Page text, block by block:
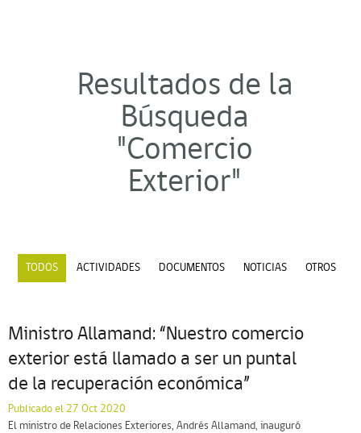
Resultados de la
Búsqueda
"Comercio
Exterior"
TODOS ACTIVIDADES DOCUMENTOS NOTICIAS OTROS
Ministro Allamand: “Nuestro comercio
exterior está llamado a ser un puntal
de la recuperación económica”
Publicado el 27 Oct 2020
El ministro de Relaciones Exteriores, Andrés Allamand, inauguró